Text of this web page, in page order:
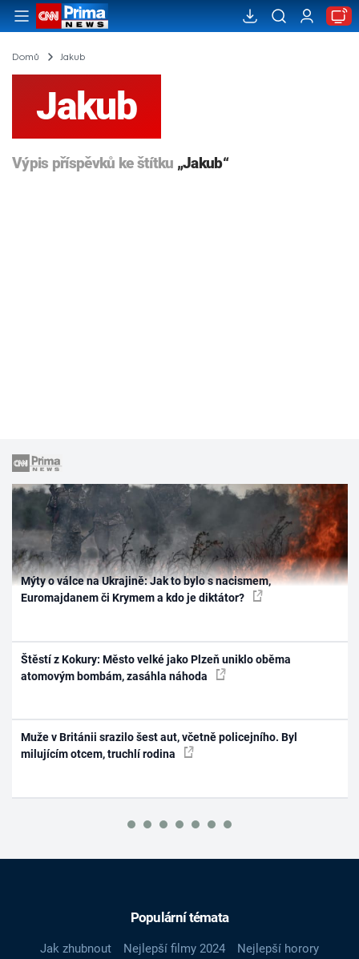
Domů Jakub
Jakub
Výpis příspěvků ke štítku „Jakub“
Mýty o válce na Ukrajině: Jak to bylo s nacismem,
Euromajdanem či Krymem a kdo je diktátor?
Štěstí z Kokury: Město velké jako Plzeň uniklo oběma
atomovým bombám, zasáhla náhoda
Muže v Británii srazilo šest aut, včetně policejního. Byl
milujícím otcem, truchlí rodina
Populární témata
Jak zhubnout Nejlepší filmy 2024
Nejlepší horory